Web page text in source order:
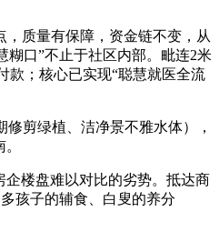
质量有保障，资金链不变，从
糊口”不止于社区内部。毗连2米
款；核心已实现“聪慧就医全流
剪绿植、洁净景不雅水体），
楼盘难以对比的劣势。抵达商
孩子的辅食、白叟的养分